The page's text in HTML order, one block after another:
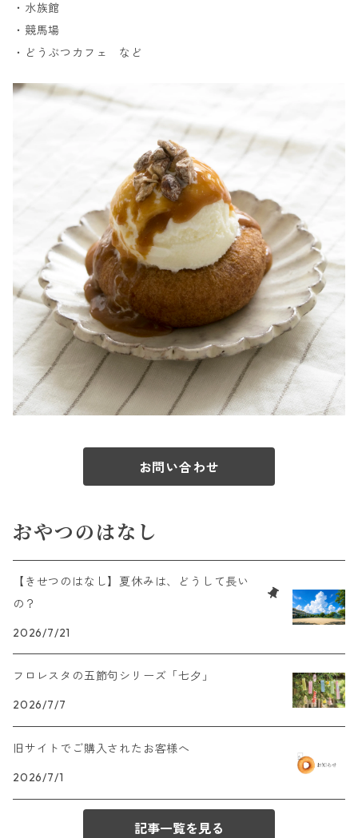
・水族館
・競馬場
・どうぶつカフェ など
お問い合わせ
おやつのはなし
【きせつのはなし】夏休みは、どうして長い
の？
2026/7/21
フロレスタの五節句シリーズ「七夕」
2026/7/7
旧サイトでご購入されたお客様へ
2026/7/1
記事一覧を見る